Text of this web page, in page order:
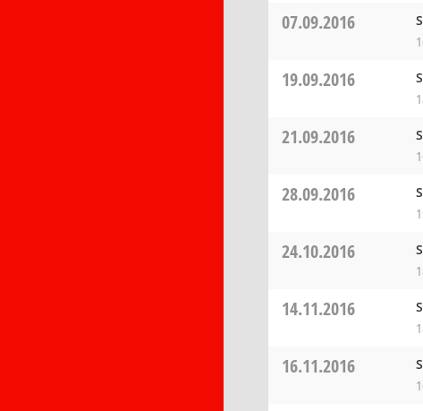
07.09.2016
19.09.2016
21.09.2016
28.09.2016
24.10.2016
14.11.2016
16.11.2016